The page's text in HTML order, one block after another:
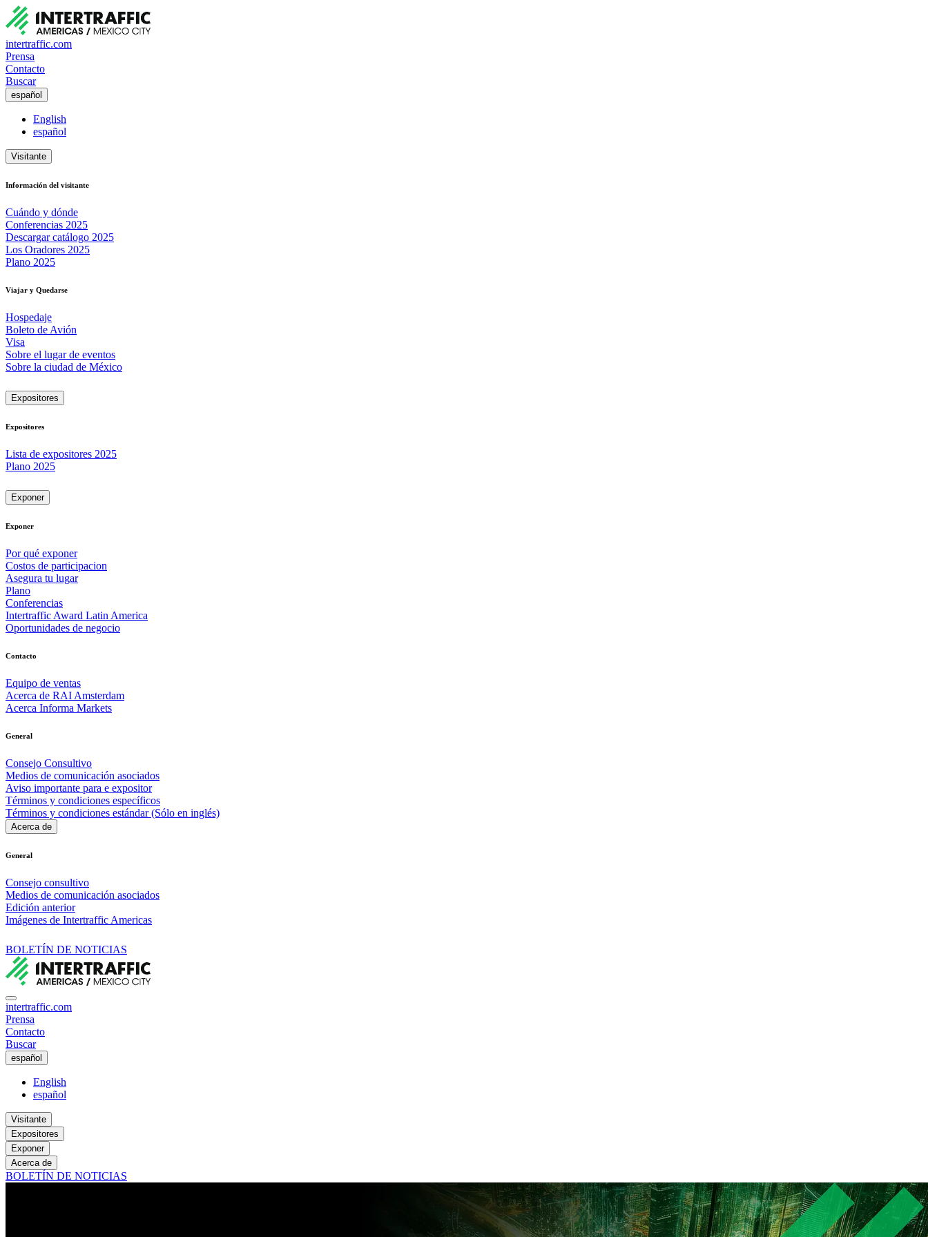
intertraffic.com
Prensa
Contacto
Buscar
español
English
español
Visitante
Información del visitante
Cuándo y dónde
Conferencias 2025
Descargar catálogo 2025
Los Oradores 2025
Plano 2025
Viajar y Quedarse
Hospedaje
Boleto de Avión
Visa
Sobre el lugar de eventos
Sobre la ciudad de México
Expositores
Expositores
Lista de expositores 2025
Plano 2025
Exponer
Exponer
Por qué exponer
Costos de participacion
Asegura tu lugar
Plano
Conferencias
Intertraffic Award Latin America
Oportunidades de negocio
Contacto
Equipo de ventas
Acerca de RAI Amsterdam
Acerca Informa Markets
General
Consejo Consultivo
Medios de comunicación asociados
Aviso importante para e expositor
Términos y condiciones específicos
Términos y condiciones estándar (Sólo en inglés)
Acerca de
General
Consejo consultivo
Medios de comunicación asociados
Edición anterior
Imágenes de Intertraffic Americas
BOLETÍN DE NOTICIAS
intertraffic.com
Prensa
Contacto
Buscar
español
English
español
Visitante
Expositores
Exponer
Acerca de
BOLETÍN DE NOTICIAS